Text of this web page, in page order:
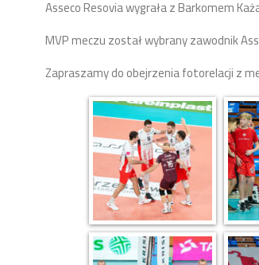
Asseco Resovia wygrała z Barkomem
MVP meczu został wybrany zawodnik
Zapraszamy do obejrzenia fotorelacji z